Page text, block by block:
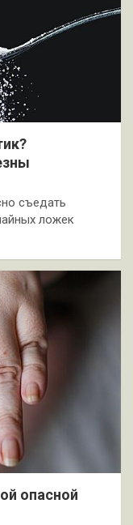
съедать
ложек
опасной